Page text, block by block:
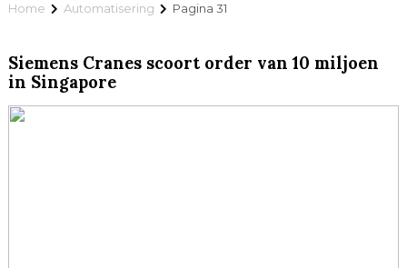
Home Automatisering Pagina 31
Siemens Cranes scoort order van 10 miljoen
in Singapore